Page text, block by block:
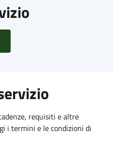
requisiti e altre
i termini e le condizioni di